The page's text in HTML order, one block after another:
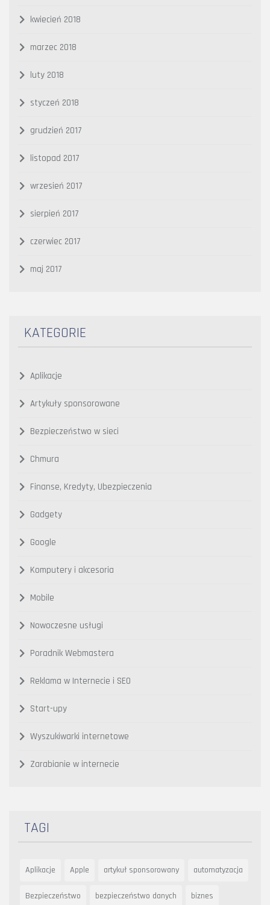
kwiecień 2018
marzec 2018
luty 2018
styczeń 2018
grudzień 2017
listopad 2017
wrzesień 2017
sierpień 2017
czerwiec 2017
maj 2017
KATEGORIE
Aplikacje
Artykuły sponsorowane
Bezpieczeństwo w sieci
Chmura
Finanse, Kredyty, Ubezpieczenia
Gadgety
Google
Komputery i akcesoria
Mobile
Nowoczesne usługi
Poradnik Webmastera
Reklama w Internecie i SEO
Start-upy
Wyszukiwarki internetowe
Zarabianie w internecie
TAGI
Aplikacje Apple artykuł sponsorowany automatyzacja
Bezpieczeństwo bezpieczeństwo danych biznes